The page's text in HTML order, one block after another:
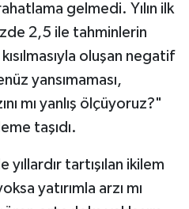
gelmedi. Yılın ilk
2,5 ile tahminlerin
oluşan negatif
yansımaması,
mı yanlış ölçüyoruz?"
taşıdı.
tartışılan ikilem
yatırımla arzı mı